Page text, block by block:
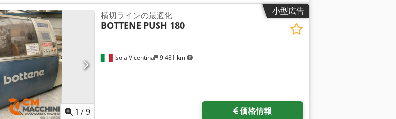
小型広告
1 /9
Isola Vicentina 9,481 km
横切ラインの最適化
BOTTENE PUSH 180
価格情報